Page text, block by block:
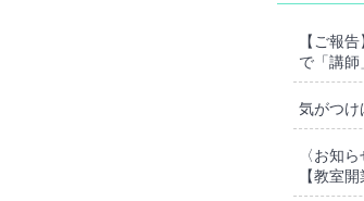
【ご報
で「講師
気がつけ
〈お知
【教室